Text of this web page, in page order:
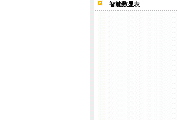
智能数显表